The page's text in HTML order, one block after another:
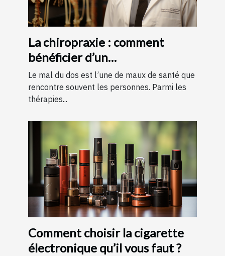
La chiropraxie : comment
bénéficier d’un
remboursement ?
Le mal du dos est l’une de maux de santé que
rencontre souvent les personnes. Parmi les
thérapies...
Comment choisir la cigarette
électronique qu’il vous faut ?